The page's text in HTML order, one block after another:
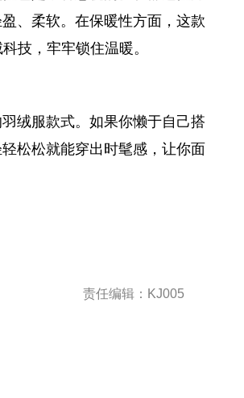
、柔软。在保暖性方面，这款
技，牢牢锁住温暖。
绒服款式。如果你懒于自己搭
松松就能穿出时髦感，让你面
责任编辑：KJ005